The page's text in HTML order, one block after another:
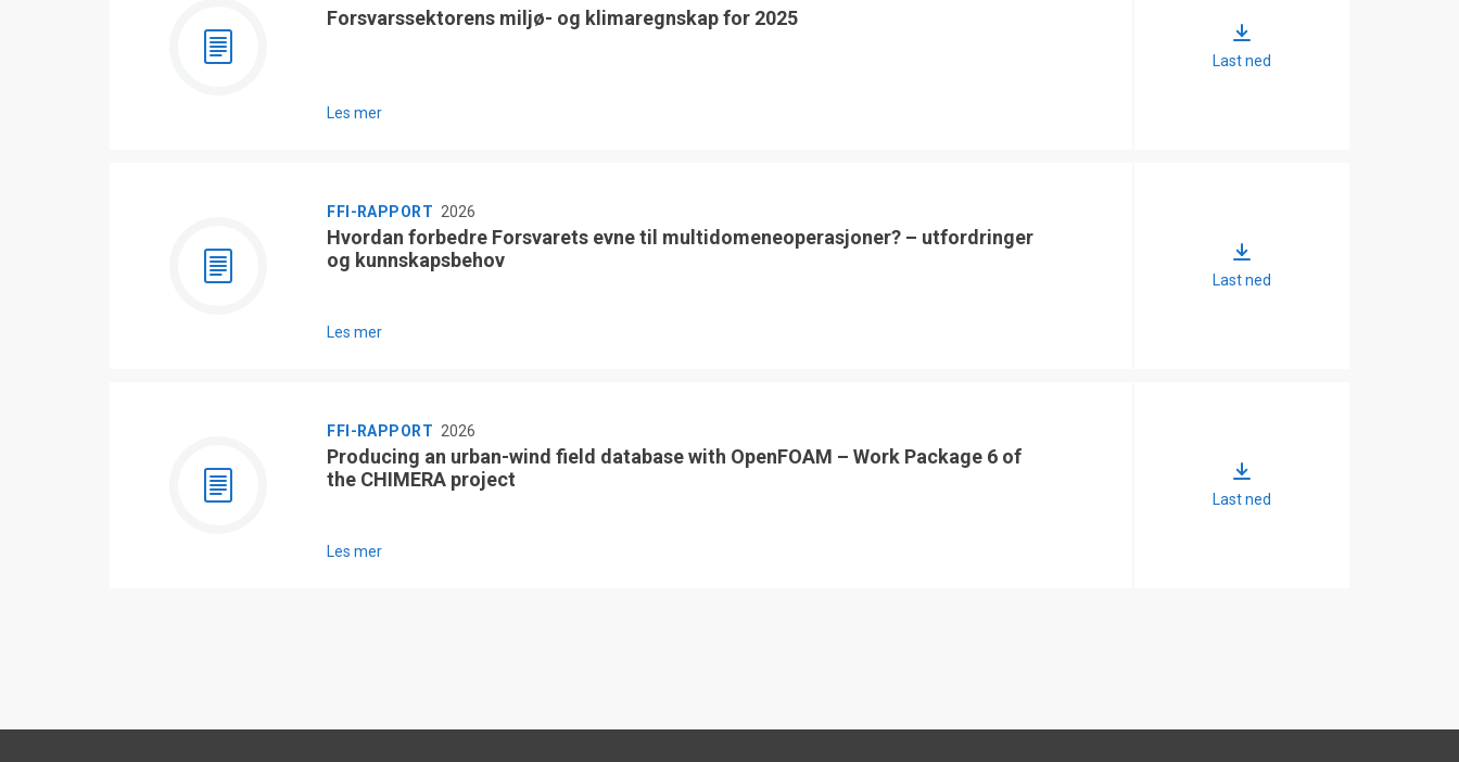
Forsvarssektorens miljø- og klimaregnskap for 2025
Les mer
Last ned
FFI-RAPPORT 2026
Hvordan forbedre Forsvarets evne til multidomeneoperasjoner? – utfordringer
og kunnskapsbehov
Les mer
Last ned
FFI-RAPPORT 2026
Producing an urban-wind field database with OpenFOAM – Work Package 6 of
the CHIMERA project
Les mer
Last ned